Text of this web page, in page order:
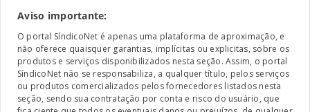
Aviso importante:
O portal SíndicoNet é apenas uma plataforma de aproximação, e
não oferece quaisquer garantias, implícitas ou explicitas, sobre os
produtos e serviços disponibilizados nesta seção. Assim, o portal
SíndicoNet não se responsabiliza, a qualquer título, pelos serviços
ou produtos comercializados pelos fornecedores listados nesta
seção, sendo sua contratação por conta e risco do usuário, que